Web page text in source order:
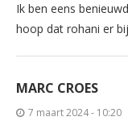
Ik ben eens
hoop dat rohani er
MARC CROES
7 maart 2024 - 10:20